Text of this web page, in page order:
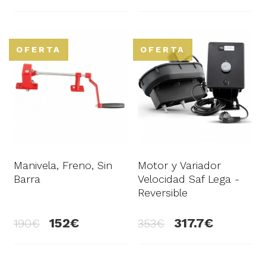
Manivela, Freno, Sin
Barra
OFERTA
190 152
Motor y Variador
Velocidad Saf Lega -
Reversible
OFERTA
353 317.7